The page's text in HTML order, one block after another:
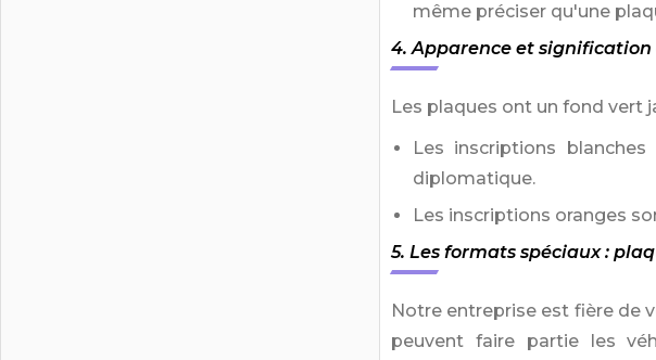
même préciser qu'une
4. Apparence et signification
Les plaques ont un fond vert
Les inscriptions
diplomatique.
Les inscriptions oranges
5. Les formats spéciaux :
Notre entreprise est fière de
peuvent faire partie les